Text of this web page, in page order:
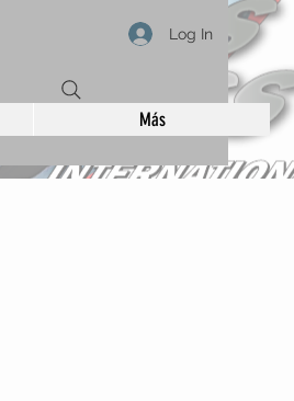
Log In
Más